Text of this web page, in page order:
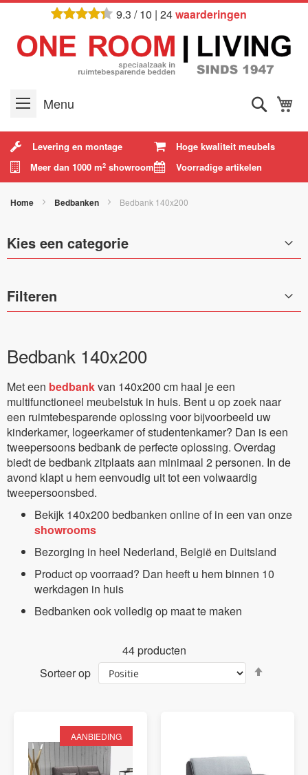
Ga
naar
de
inhoud
9.3 / 10 | 24waarderingen
Menu Zoek
Levering en montage
Hoge kwaliteit meubels
Meer dan 1000 m2 showroom Voorradige artikelen
Home Bedbanken Bedbank 140x200
Bedbank 140x200
Met een bedbankvan 140x200 cm haal je een
multifunctioneel meubelstuk in huis. Bent u op zoek naar
een ruimtebesparende oplossing voor bijvoorbeeld uw
kinderkamer, logeerkamer of studentenkamer? Dan is een
tweepersoons bedbank de perfecte oplossing. Overdag
biedt de bedbank zitplaats aan minimaal 2 personen. In de
avond klapt u hem eenvoudig uit tot een volwaardig
tweepersoonsbed.
Bekijk 140x200 bedbanken online of in een van onze
showrooms
Bezorging in heel Nederland, België en Duitsland
Product op voorraad? Dan heeft u hem binnen 10
werkdagen in huis
Bedbanken ook volledig op maat te maken
44producten
Sorteer op
AANBIEDING
Kies een categorie
Filteren